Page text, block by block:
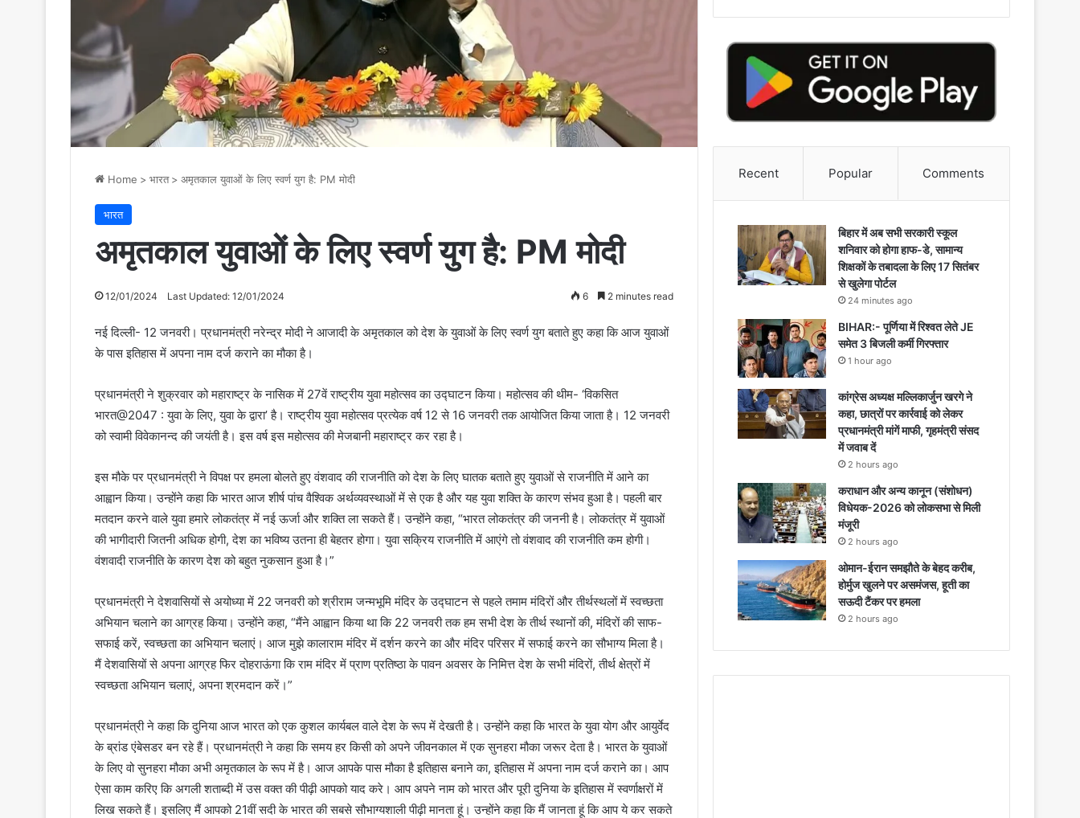
Home > भारत > अमृतकाल युवाओं के लिए स्वर्ण युग है: PM मोदी
भारत
अमृतकाल युवाओं के लिए स्वर्ण युग है: PM मोदी
12/01/2024 Last Updated: 12/01/2024 6 2 minutes read
नई दिल्ली- 12 जनवरी। प्रधानमंत्री नरेन्द्र मोदी ने आजादी के अमृतकाल को देश के युवाओं के लिए स्वर्ण युग बताते हुए कहा कि आज युवाओं
के पास इतिहास में अपना नाम दर्ज कराने का मौका है।
प्रधानमंत्री ने शुक्रवार को महाराष्ट्र के नासिक में 27वें राष्ट्रीय युवा महोत्सव का उद्घाटन किया। महोत्सव की थीम- ‘विकसित
भारत@2047 : युवा के लिए, युवा के द्वारा’ है। राष्ट्रीय युवा महोत्सव प्रत्येक वर्ष 12 से 16 जनवरी तक आयोजित किया जाता है। 12 जनवरी
को स्वामी विवेकानन्द की जयंती है। इस वर्ष इस महोत्सव की मेजबानी महाराष्ट्र कर रहा है।
इस मौके पर प्रधानमंत्री ने विपक्ष पर हमला बोलते हुए वंशवाद की राजनीति को देश के लिए घातक बताते हुए युवाओं से राजनीति में आने का
आह्वान किया। उन्होंने कहा कि भारत आज शीर्ष पांच वैश्विक अर्थव्यवस्थाओं में से एक है और यह युवा शक्ति के कारण संभव हुआ है। पहली बार
मतदान करने वाले युवा हमारे लोकतंत्र में नई ऊर्जा और शक्ति ला सकते हैं। उन्होंने कहा, “भारत लोकतंत्र की जननी है। लोकतंत्र में युवाओं
की भागीदारी जितनी अधिक होगी, देश का भविष्य उतना ही बेहतर होगा। युवा सक्रिय राजनीति में आएंगे तो वंशवाद की राजनीति कम होगी।
वंशवादी राजनीति के कारण देश को बहुत नुकसान हुआ है।”
प्रधानमंत्री ने देशवासियों से अयोध्या में 22 जनवरी को श्रीराम जन्मभूमि मंदिर के उद्घाटन से पहले तमाम मंदिरों और तीर्थस्थलों में स्वच्छता
अभियान चलाने का आग्रह किया। उन्होंने कहा, “मैंने आह्वान किया था कि 22 जनवरी तक हम सभी देश के तीर्थ स्थानों की, मंदिरों की साफ-
सफाई करें, स्वच्छता का अभियान चलाएं। आज मुझे कालाराम मंदिर में दर्शन करने का और मंदिर परिसर में सफाई करने का सौभाग्य मिला है।
मैं देशवासियों से अपना आग्रह फिर दोहराऊंगा कि राम मंदिर में प्राण प्रतिष्ठा के पावन अवसर के निमित्त देश के सभी मंदिरों, तीर्थ क्षेत्रों में
स्वच्छता अभियान चलाएं, अपना श्रमदान करें।”
प्रधानमंत्री ने कहा कि दुनिया आज भारत को एक कुशल कार्यबल वाले देश के रूप में देखती है। उन्होंने कहा कि भारत के युवा योग और आयुर्वेद
के ब्रांड एंबेसडर बन रहे हैं। प्रधानमंत्री ने कहा कि समय हर किसी को अपने जीवनकाल में एक सुनहरा मौका जरूर देता है। भारत के युवाओं
के लिए वो सुनहरा मौका अभी अमृतकाल के रूप में है। आज आपके पास मौका है इतिहास बनाने का, इतिहास में अपना नाम दर्ज कराने का। आप
ऐसा काम करिए कि अगली शताब्दी में उस वक्त की पीढ़ी आपको याद करे। आप अपने नाम को भारत और पूरी दुनिया के इतिहास में स्वर्णाक्षरों में
लिख सकते हैं। इसलिए मैं आपको 21वीं सदी के भारत की सबसे सौभाग्यशाली पीढ़ी मानता हूं। उन्होंने कहा कि मैं जानता हूं कि आप ये कर सकते
Recent Popular Comments
बिहार में अब सभी सरकारी स्कूल
शनिवार को होगा हाफ-डे, सामान्य
शिक्षकों के तबादला के लिए 17 सितंबर
से खुलेगा पोर्टल
24 minutes ago
BIHAR:- पूर्णिया में रिश्वत लेते JE
समेत 3 बिजली कर्मी गिरफ्तार
1 hour ago
कांग्रेस अध्यक्ष मल्लिकार्जुन खरगे ने
कहा, छात्रों पर कार्रवाई को लेकर
प्रधानमंत्री मांगें माफी, गृहमंत्री संसद
में जवाब दें
2 hours ago
कराधान और अन्य कानून (संशोधन)
विधेयक-2026 को लोकसभा से मिली
मंजूरी
2 hours ago
ओमान-ईरान समझौते के बेहद करीब,
होर्मुज खुलने पर असमंजस, हूती का
सऊदी टैंकर पर हमला
2 hours ago